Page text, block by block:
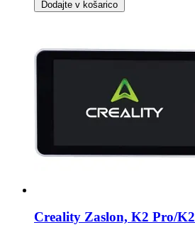
Dodajte v košarico
Creality Zaslon, K2 Pro/K2